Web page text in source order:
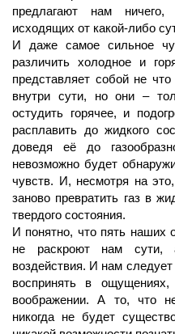
предлагают нам ничего,
исходящих от какой-либо
И даже самое сильное
различить холодное и
представляет собой не
внутри сути, но они –
остудить горячее, и
расплавить до жидкого
доведя её до
невозможно будет
чувств. И, несмотря на
заново превратить газ в
твердого состояния.
И понятно, что пять наших
не раскроют нам сути,
воздействия. И нам
воспринять в
воображении. А то, что
никогда не будет